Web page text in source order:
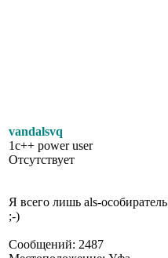
vandalsvq
1c++ power user
Отсутствует
Я всего лишь als-особиратель
;-)
Сообщений: 2487